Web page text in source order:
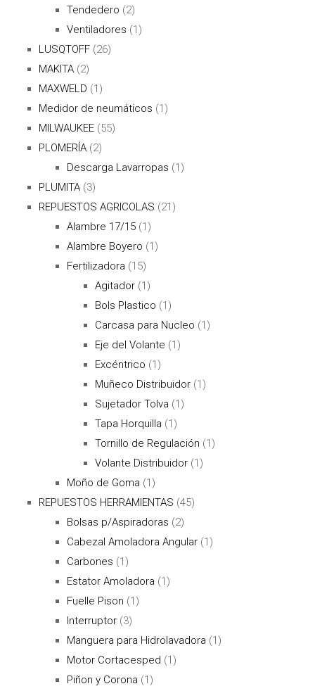
Tendedero (2)
Ventiladores (1)
LUSQTOFF (26)
MAKITA (2)
MAXWELD (1)
Medidor de neumáticos (1)
MILWAUKEE (55)
PLOMERÍA (2)
Descarga Lavarropas (1)
PLUMITA (3)
REPUESTOS AGRICOLAS (21)
Alambre 17/15 (1)
Alambre Boyero (1)
Fertilizadora (15)
Agitador (1)
Bols Plastico (1)
Carcasa para Nucleo (1)
Eje del Volante (1)
Excéntrico (1)
Muñeco Distribuidor (1)
Sujetador Tolva (1)
Tapa Horquilla (1)
Tornillo de Regulación (1)
Volante Distribuidor (1)
Moño de Goma (1)
REPUESTOS HERRAMIENTAS (45)
Bolsas p/Aspiradoras (2)
Cabezal Amoladora Angular (1)
Carbones (1)
Estator Amoladora (1)
Fuelle Pison (1)
Interruptor (3)
Manguera para Hidrolavadora (1)
Motor Cortacesped (1)
Piñon y Corona (1)